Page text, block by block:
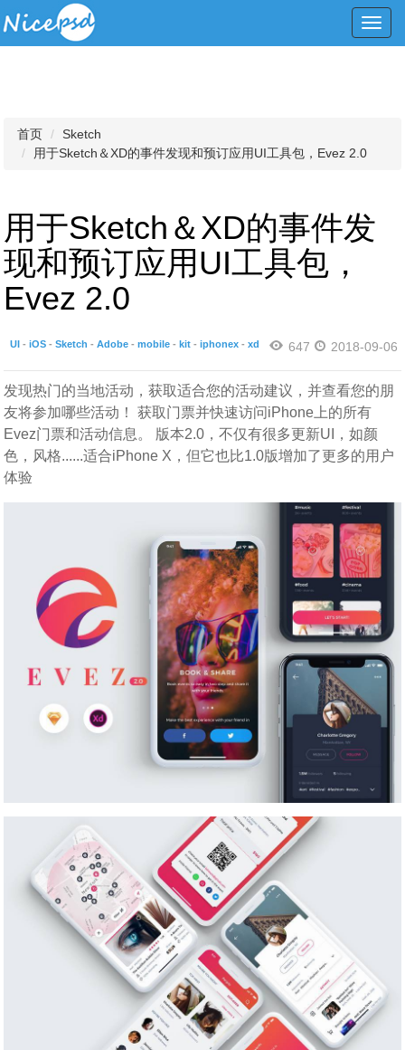
首页
Sketch
用于Sketch＆XD的事件发现和预订应用UI工具包，Evez 2.0
用于Sketch＆XD的事件发
现和预订应用UI工具包，
Evez 2.0
UI - iOS- Sketch - Adobe- mobile- kit- iphonex- xd 647 2018-09-06
发现热门的当地活动，获取适合您的活动建议，并查看您的朋
友将参加哪些活动！ 获取门票并快速访问iPhone上的所有
Evez门票和活动信息。 版本2.0，不仅有很多更新UI，如颜
色，风格......适合iPhone X，但它也比1.0版增加了更多的用户
体验